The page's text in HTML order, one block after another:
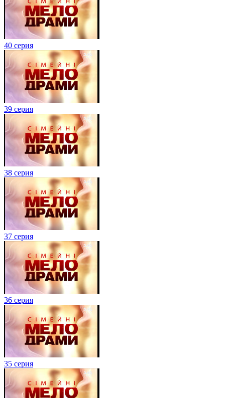
40 серия
39 серия
38 серия
37 серия
36 серия
35 серия